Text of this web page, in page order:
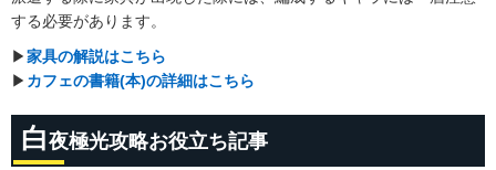
する必要があります。
▶︎家具の解説はこちら
▶︎ カフェの書籍(本)の詳細はこちら
白夜極光攻略お役立ち記事